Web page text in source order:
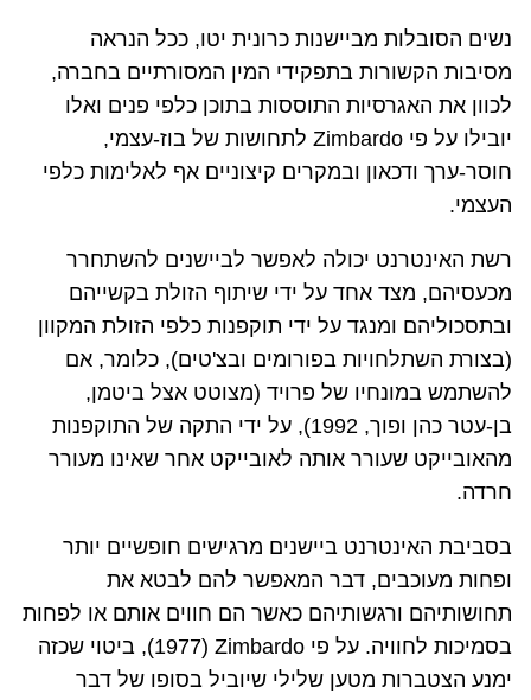
נשים הסובלות מביישנות כרונית יטו, ככל הנראה
מסיבות הקשורות בתפקידי המין המסורתיים בחברה,
לכוון את האגרסיות התוססות בתוכן כלפי פנים ואלו
יובילו על פי Zimbardo לתחושות של בוז-עצמי,
חוסר-ערך ודכאון ובמקרים קיצוניים אף לאלימות כלפי
העצמי.
רשת האינטרנט יכולה לאפשר לביישנים להשתחרר
מכעסיהם, מצד אחד על ידי שיתוף הזולת בקשייהם
ובתסכוליהם ומנגד על ידי תוקפנות כלפי הזולת המקוון
(בצורת השתלחויות בפורומים ובצ'טים), כלומר, אם
להשתמש במונחיו של פרויד (מצוטט אצל ביטמן,
בן-עטר כהן ופוך, 1992), על ידי התקה של התוקפנות
מהאובייקט שעורר אותה לאובייקט אחר שאינו מעורר
חרדה.
בסביבת האינטרנט ביישנים מרגישים חופשיים יותר
ופחות מעוכבים, דבר המאפשר להם לבטא את
תחושותיהם ורגשותיהם כאשר הם חווים אותם או לפחות
בסמיכות לחוויה. על פי Zimbardo
(1977), ביטוי שכזה
ימנע הצטברות מטען שלילי שיוביל בסופו של דבר